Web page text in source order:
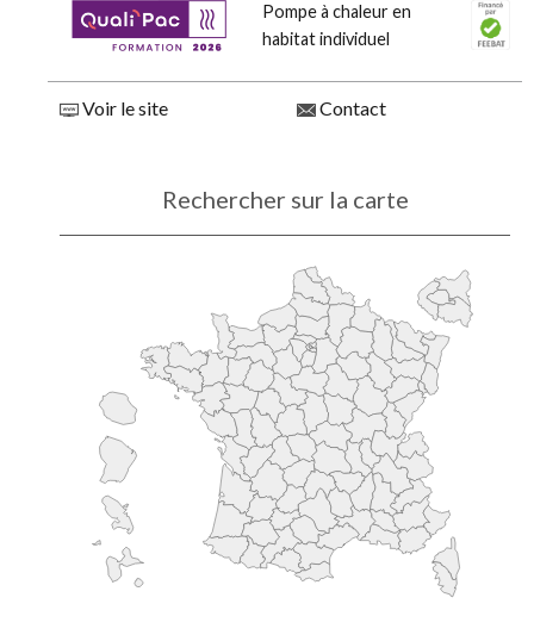
Pompe à chaleur en
habitat individuel
Voir le site Contact
Rechercher sur la carte